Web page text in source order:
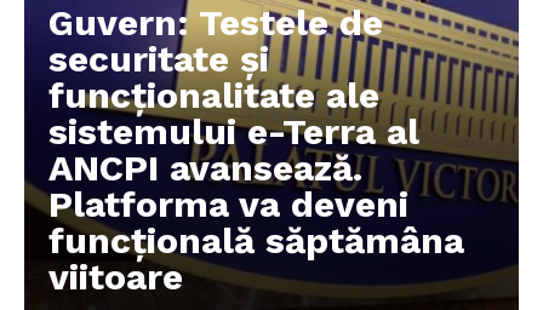
Un proiect
FREEDOM HOUSE ROMÂNIA
Guvern: Testele de
securitate și
funcționalitate ale
sistemului e-Terra al
ANCPI avansează.
Platforma va deveni
funcțională săptămâna
viitoare